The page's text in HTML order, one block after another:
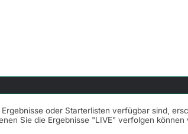
oder Starterlisten verfügbar sind,
Sie die Ergebnisse "LIVE" verfolgen